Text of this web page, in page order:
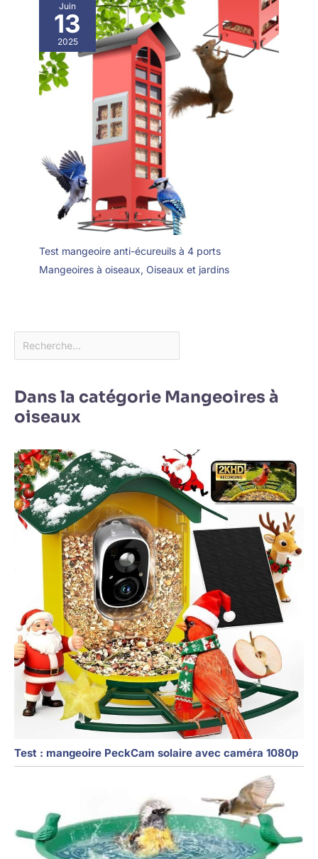
Juin
13
2025
Test mangeoire anti-écureuils à 4 ports
Mangeoires à oiseaux, Oiseaux et jardins
Dans la catégorie Mangeoires à
oiseaux
Test : mangeoire PeckCam solaire avec caméra 1080p